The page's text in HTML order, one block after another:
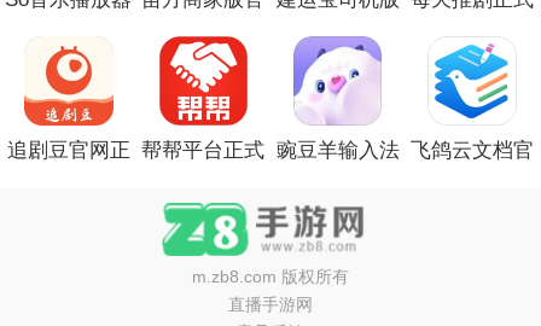
追剧豆官网正 帮帮平台正式 豌豆羊输入法 飞鸽云文档官
m.zb8.com 版权所有
直播手游网